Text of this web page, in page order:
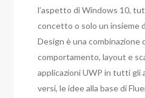
l’aspetto di Windows 10,
concetto o solo un insieme
Design è una combinazione
comportamento, layout e
applicazioni UWP in tutti gli
versi, le idee alla base di